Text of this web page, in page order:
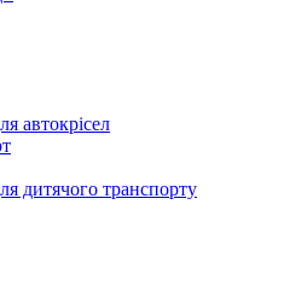
автокрісел
дитячого транспорту